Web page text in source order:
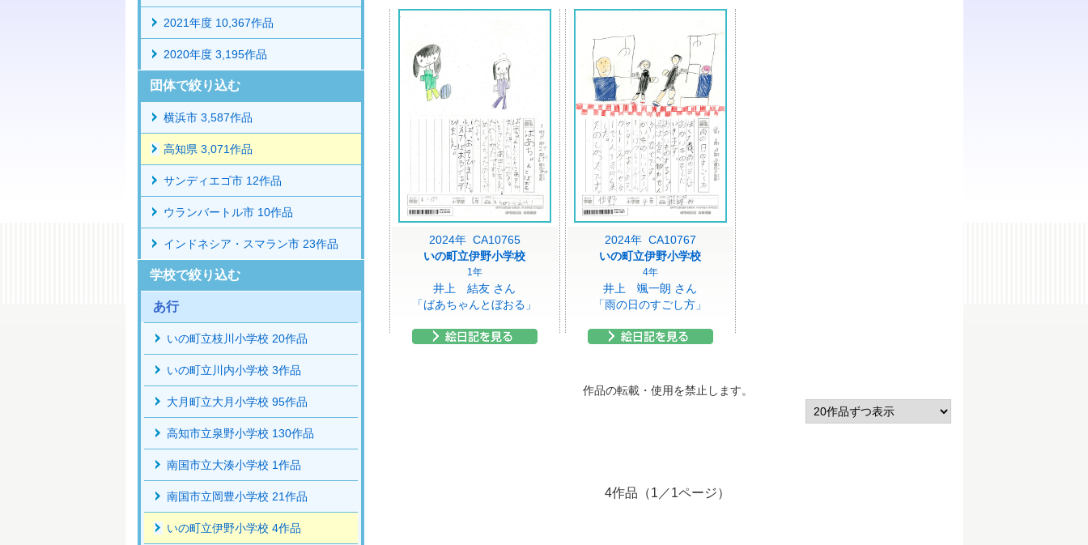
2024年 CA10765
いの町立伊野小学校
1年
井上 結友 さん
「ばあちゃんとぼおる」
2024年 CA10767
いの町立伊野小学校
4年
井上 颯一朗 さん
「雨の日のすごし方」
作品の転載・使用を禁止します。
4作品（1／1ページ）
2021年度 10,367作品
2020年度 3,195作品
団体で絞り込む
横浜市 3,587作品
高知県 3,071作品
サンディエゴ市 12作品
ウランバートル市 10作品
インドネシア・スマラン市 23作品
学校で絞り込む
あ行
いの町立枝川小学校 20作品
いの町立川内小学校 3作品
大月町立大月小学校 95作品
高知市立泉野小学校 130作品
南国市立大湊小学校 1作品
南国市立岡豊小学校 21作品
いの町立伊野小学校 4作品